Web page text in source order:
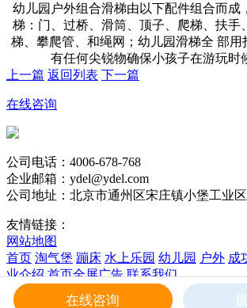
幼儿园户外组合滑梯由以下配件组合而成
梯：门、过桥、滑筒、顶子、爬梯、扶手
梯、攀爬管、和绳网；幼儿园滑梯全 部用
有任何尖锐物确保小孩子在游玩时
上一篇 返回列表 下一篇
在线咨询
公司电话：4006-678-768
企业邮箱：ydel@ydel.com
公司地址：北京市通州区宋庄镇小堡工业
友情链接：
网站地图
首页 淘气堡 蹦床 水上乐园 幼儿园 户外 成
业介绍 首页全屏广告 联系我们
版权所有 易德利 Copyright © 2017 Rights
在线咨询